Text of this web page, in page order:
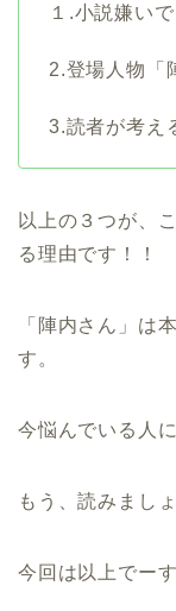
１.小説嫌い
2.登場人物「
3.読者が考え
以上の３つが、
る理由です！！
「陣内さん」は
す。
今悩んでいる人
もう、読みまし
今回は以上でーす